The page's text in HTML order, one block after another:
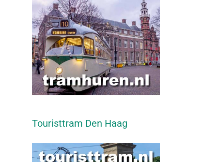
Touristtram Den Haag